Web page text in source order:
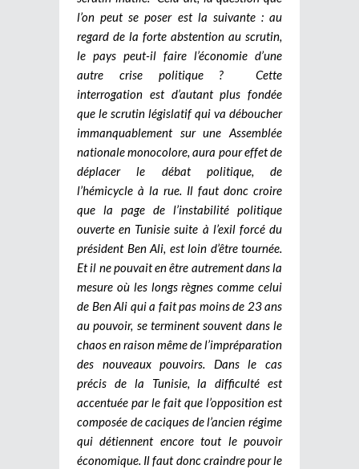
l’on peut se poser est la suivante : au
regard de la forte abstention au scrutin,
le pays peut-il faire l’économie d’une
autre crise politique ? Cette
interrogation est d’autant plus fondée
que le scrutin législatif qui va déboucher
immanquablement sur une Assemblée
nationale monocolore, aura pour effet de
déplacer le débat politique, de
l’hémicycle à la rue. Il faut donc croire
que la page de l’instabilité politique
ouverte en Tunisie suite à l’exil forcé du
président Ben Ali, est loin d’être tournée.
Et il ne pouvait en être autrement dans la
mesure où les longs règnes comme celui
de Ben Ali qui a fait pas moins de 23 ans
au pouvoir, se terminent souvent dans le
chaos en raison même de l’impréparation
des nouveaux pouvoirs. Dans le cas
précis de la Tunisie, la difficulté est
accentuée par le fait que l’opposition est
composée de caciques de l’ancien régime
qui détiennent encore tout le pouvoir
économique. Il faut donc craindre pour le